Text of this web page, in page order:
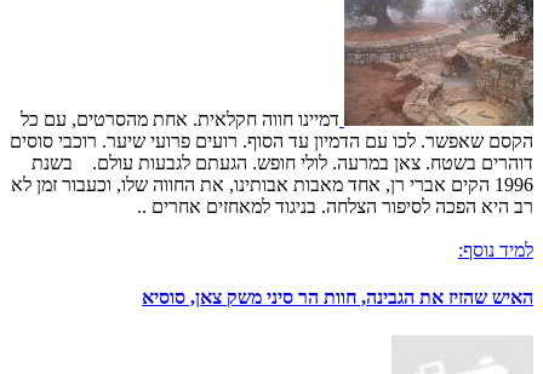
דמיינו חווה חקלאית. אחת מהסרטים, עם כל
הקסם שאפשר. לכו עם הדמיון עד הסוף. רועים פרועי שיער. רוכבי סוסים
דוהרים בשטח. צאן במרעה. לולי חופש. הגעתם לגבעות עולם. בשנת
1996 הקים אברי רן, אחד מאבות אבותינו, את החווה שלו, וכעבור זמן לא
רב היא הפכה לסיפור הצלחה. בניגוד למאחזים אחרים ..
למיד נוסף:
האיש שהזיז את הגבינה, חוות הר סיני משק צאן, סוסיא